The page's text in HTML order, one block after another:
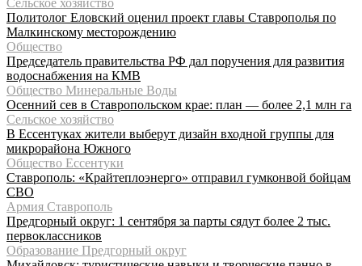
Политолог Еловский оценил проект главы Ставрополья по
Малкинскому месторождению
Общество
Председатель правительства РФ дал поручения для развития
водоснабжения на КМВ
Общество Минеральные Воды
Осенний сев в Ставропольском крае: план — более 2,1 млн га
Сельское хозяйство
В Ессентуках жители выберут дизайн входной группы для
микрорайона Южного
Общество Ессентуки
Ставрополь: «Крайтеплоэнерго» отправил гумконвой бойцам
СВО
Армия Ставрополь
Предгорный округ: 1 сентября за парты сядут более 2 тыс.
первоклассников
Образование Предгорный округ